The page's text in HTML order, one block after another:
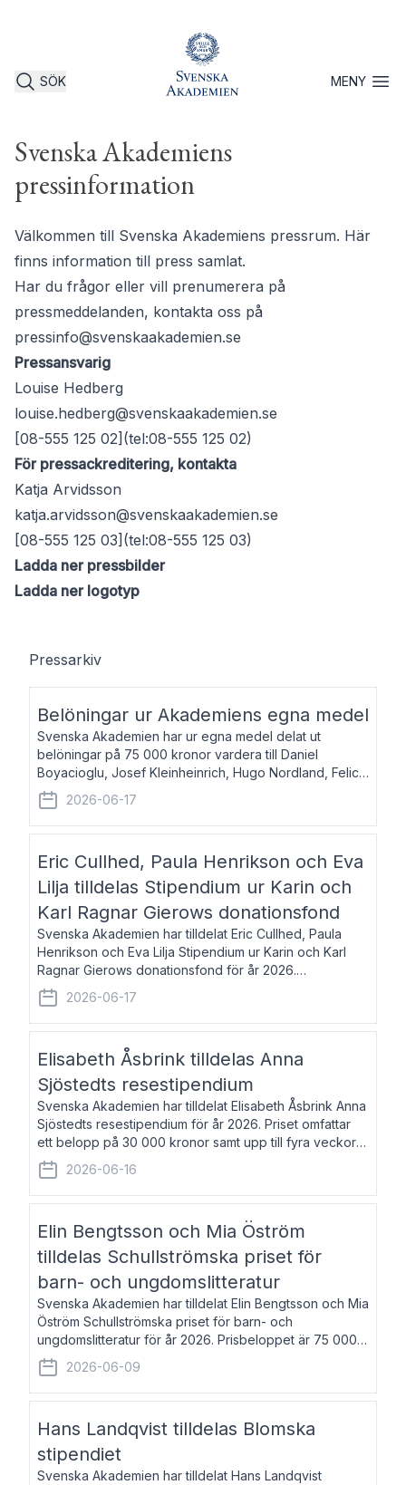
SÖK MENYÖppna
Svenska Akademiens
pressinformation
Välkommen till Svenska Akademiens pressrum. Här
finns information till press samlat.
Har du frågor eller vill prenumerera på
pressmeddelanden, kontakta oss på
pressinfo@svenskaakademien.se
Pressansvarig
Louise Hedberg
louise.hedberg@svenskaakademien.se
[08-555 125 02](tel:08-555 125 02)
För pressackreditering, kontakta
Katja Arvidsson
katja.arvidsson@svenskaakademien.se
[08-555 125 03](tel:08-555 125 03)
Ladda ner pressbilder
Ladda ner logotyp
Pressarkiv
Belöningar ur Akademiens egna medel
Svenska Akademien har ur egna medel delat ut
belöningar på 75 000 kronor vardera till Daniel
Boyacioglu, Josef Kleinheinrich, Hugo Nordland, Felicia
Stenroth och Svante Strandberg. Daniel Boyacioglu,
född 1981, är poet och scenartist. Josef
2026-06-17
Eric Cullhed, Paula Henrikson och Eva
Lilja tilldelas Stipendium ur Karin och
Karl Ragnar Gierows donationsfond
Svenska Akademien har tilldelat Eric Cullhed, Paula
Henrikson och Eva Lilja Stipendium ur Karin och Karl
Ragnar Gierows donationsfond för år 2026.
Stipendiebeloppet är på 70 000 kronor vardera. Eric
Cullhed, född 1985, är professor i grekis
2026-06-17
Elisabeth Åsbrink tilldelas Anna
Sjöstedts resestipendium
Svenska Akademien har tilldelat Elisabeth Åsbrink Anna
Sjöstedts resestipendium för år 2026. Priset omfattar
ett belopp på 30 000 kronor samt upp till fyra veckors
fri vistelse i Akademiens lägenhet i Berlin. Elisabeth
Åsbrink, född 1965 oc
2026-06-16
Elin Bengtsson och Mia Öström
tilldelas Schullströmska priset för
barn- och ungdomslitteratur
Svenska Akademien har tilldelat Elin Bengtsson och Mia
Öström Schullströmska priset för barn- och
ungdomslitteratur för år 2026. Prisbeloppet är 75 000
kronor vardera. Elin Bengtsson, född 1987, är författare
och forskare i genusvetenskap.
2026-06-09
Hans Landqvist tilldelas Blomska
stipendiet
Svenska Akademien har tilldelat Hans Landqvist